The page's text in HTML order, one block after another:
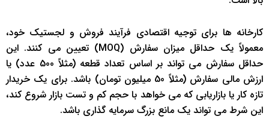
کارخانه ها برای توجیه اقتصادی فرآیند فروش و لجستیک خود،
معمولاً یک حداقل میزان سفارش (MOQ) تعیین می کنند. این
حداقل سفارش می تواند بر اساس تعداد قطعه (مثلاً 500 عدد) یا
ارزش مالی سفارش (مثلاً 50 میلیون تومان) باشد. برای یک خریدار
تازه کار یا بازاریابی که می خواهد با حجم کم و تست بازار شروع کند،
این شرط می تواند یک مانع بزرگ سرمایه گذاری باشد.